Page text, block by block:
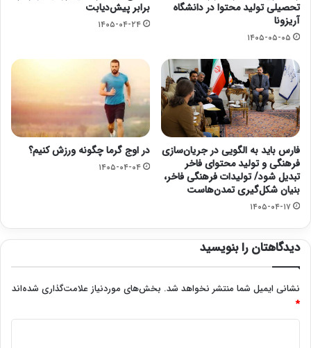
تحصیلی تولید محتوا در دانشگاه
آریزونا
۱۴۰۵-۰۵-۰۵
برابر پیش‌دیابت
۱۴۰۵-۰۴-۲۴
فارس باید به الگویی در جریان‌سازی
فرهنگی و تولید محتوای فاخر
تبدیل شود/ تولیدات فرهنگی فاخر،
بنیان شکل‌گیری تمدن‌هاست
۱۴۰۵-۰۴-۱۷
در اوج گرما چگونه ورزش کنیم؟
۱۴۰۵-۰۴-۰۴
دیدگاهتان را بنویسید
نشانی ایمیل شما منتشر نخواهد شد. بخش‌های موردنیاز علامت‌گذاری شده‌اند
*